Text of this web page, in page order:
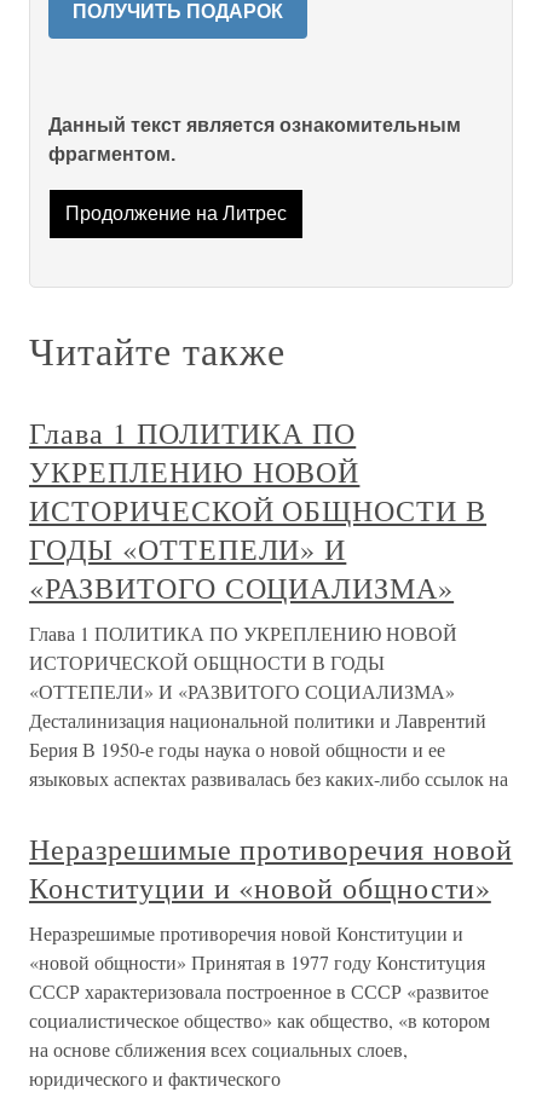
ПОЛУЧИТЬ ПОДАРОК
Данный текст является ознакомительным
фрагментом.
Продолжение на Литрес
Читайте также
Глава 1 ПОЛИТИКА ПО
УКРЕПЛЕНИЮ НОВОЙ
ИСТОРИЧЕСКОЙ ОБЩНОСТИ В
ГОДЫ «ОТТЕПЕЛИ» И
«РАЗВИТОГО СОЦИАЛИЗМА»
Глава 1 ПОЛИТИКА ПО УКРЕПЛЕНИЮ НОВОЙ
ИСТОРИЧЕСКОЙ ОБЩНОСТИ В ГОДЫ
«ОТТЕПЕЛИ» И «РАЗВИТОГО СОЦИАЛИЗМА»
Десталинизация национальной политики и Лаврентий
Берия В 1950-е годы наука о новой общности и ее
языковых аспектах развивалась без каких-либо ссылок на
Неразрешимые противоречия новой
Конституции и «новой общности»
Неразрешимые противоречия новой Конституции и
«новой общности» Принятая в 1977 году Конституция
СССР характеризовала построенное в СССР «развитое
социалистическое общество» как общество, «в котором
на основе сближения всех социальных слоев,
юридического и фактического